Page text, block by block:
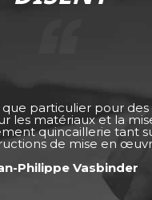
particulier pour
les matériaux et la
quincaillerie tant
de mise en
Philippe Vasbinder